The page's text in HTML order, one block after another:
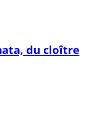
du cloître